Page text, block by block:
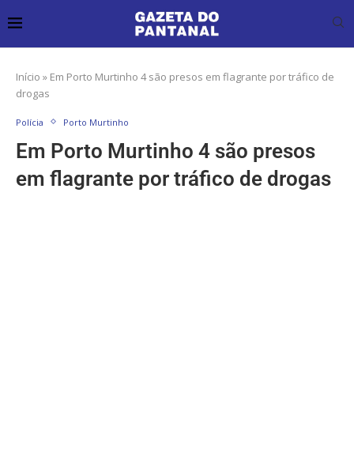
Início » Em Porto Murtinho 4 são presos em flagrante por tráfico de
drogas
Polícia Porto Murtinho
Em Porto Murtinho 4 são presos
em flagrante por tráfico de drogas